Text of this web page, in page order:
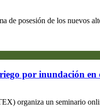
posesión de los nuevos
por inundación
organiza un seminario